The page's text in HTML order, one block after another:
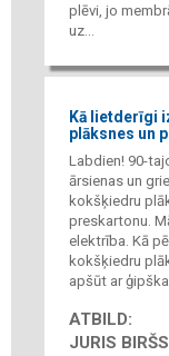
plēvi, jo
uz...
Kā lietderīgi
plāksnes un
Labdien! 90-
ārsienas un
kokšķiedru
preskartonu.
elektrība. Kā
kokšķiedru
apšūt ar
ATBILD:
JURIS